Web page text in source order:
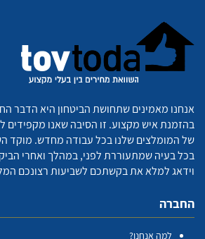
אנחנו מאמינים שתחושת הביטחון היא הדבר
בהזמנת איש מקצוע. זו הסיבה שאנו מקפידים
של המומלצים שלנו בכל עבודה מחדש. מוקד
בכל בעיה שמתעוררת לפני, במהלך ואחרי
וידאג למלא את בקשתכם לשביעות רצונכם
החברה
למה אנחנו?